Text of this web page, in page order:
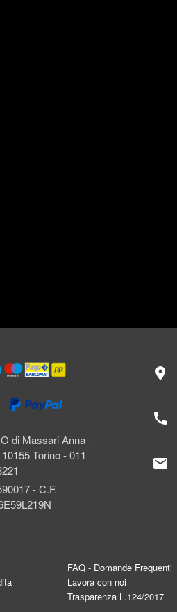
di Massari Anna -
Torino - 011
- C.F.
location_on
call
mail
FAQ - Domande Frequenti
Lavora con noi
Trasparenza L.124/2017